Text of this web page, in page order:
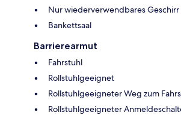
Nur wiederverwendbares Geschirr
Bankettsaal
Barrierearmut
Fahrstuhl
Rollstuhlgeeignet
Rollstuhlgeeigneter Weg zum
Rollstuhlgeeigneter